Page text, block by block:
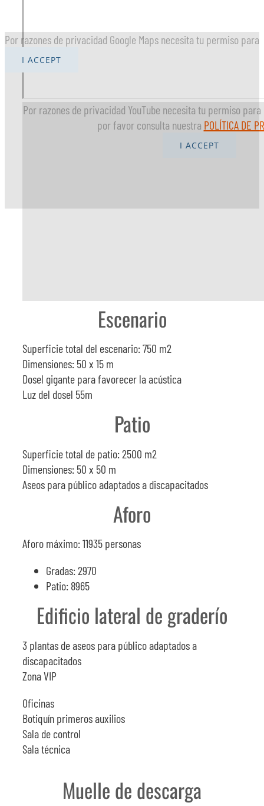
Por razones de privacidad YouTube necesita tu permiso
por favor consulta nuestra POLÍTICA DE
I ACCEPT
Por razones de privacidad Google Maps necesita tu permiso
I ACCEPT
Escenario
Superficie total del escenario: 750 m2
Dimensiones: 50 x 15 m
Dosel gigante para favorecer la acústica
Luz del dosel 55m
Patio
Superficie total de patio: 2500 m2
Dimensiones: 50 x 50 m
Aseos para público adaptados a discapacitados
Aforo
Aforo máximo: 11935 personas
Gradas: 2970
Patio: 8965
Edificio lateral de graderío
3 plantas de aseos para público adaptados a
discapacitados
Zona VIP
Oficinas
Botiquín primeros auxilios
Sala de control
Sala técnica
Muelle de descarga